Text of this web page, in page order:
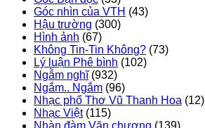
Góc nhìn của VTH (43)
Hậu trường (300)
Hình ảnh (67)
Không Tin-Tin Không? (73)
Lý luận Phê bình (102)
Ngẫm nghĩ(932)
Ngắm.. Ngắm (96)
Nhạc phổ Thơ Vũ Thanh Hoa (12)
Nhạc Việt(115)